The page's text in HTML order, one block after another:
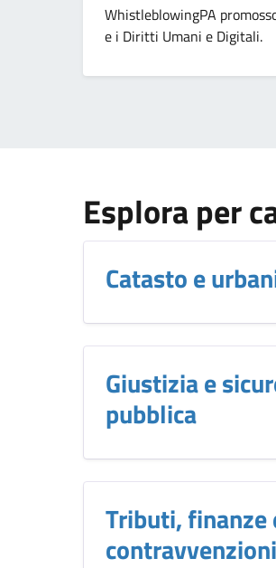
WhistleblowingPA
e i Diritti Umani e Digitali.
Esplora per
Catasto e
Giustizia e
pubblica
Tributi, finanze
contravvenzioni